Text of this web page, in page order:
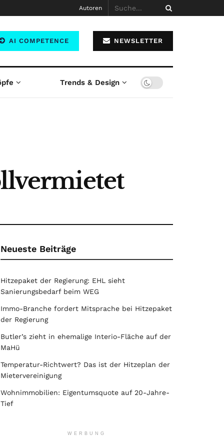
Autoren
AI COMPETENCE NEWSLETTER
Trends & Design
Neueste Beiträge
Hitzepaket der Regierung: EHL sieht
Sanierungsbedarf beim WEG
Immo-Branche fordert Mitsprache bei Hitzepaket
der Regierung
Butler’s zieht in ehemalige Interio-Fläche auf der
MaHü
Temperatur-Richtwert? Das ist der Hitzeplan der
Mietervereinigung
Wohnimmobilien: Eigentumsquote auf 20-Jahre-
Tief
WERBUNG